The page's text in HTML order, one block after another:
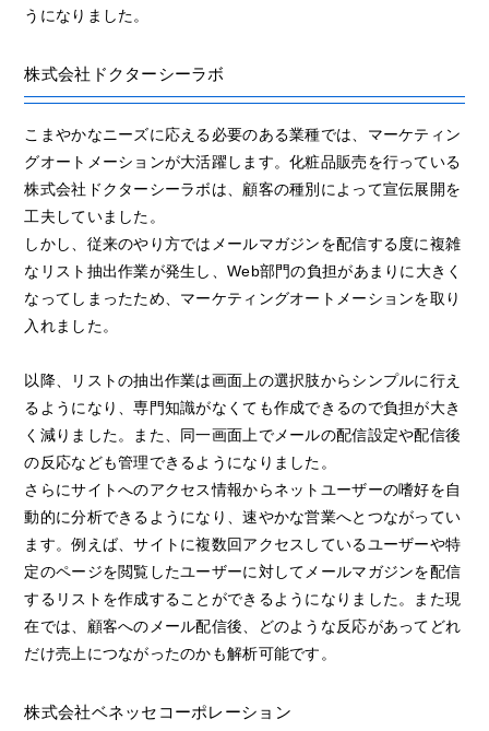
うになりました。
株式会社ドクターシーラボ
こまやかなニーズに応える必要のある業種では、マーケティン
グオートメーションが大活躍します。化粧品販売を行っている
株式会社ドクターシーラボは、顧客の種別によって宣伝展開を
工夫していました。
しかし、従来のやり方ではメールマガジンを配信する度に複雑
なリスト抽出作業が発生し、Web部門の負担があまりに大きく
なってしまったため、マーケティングオートメーションを取り
入れました。
以降、リストの抽出作業は画面上の選択肢からシンプルに行え
るようになり、専門知識がなくても作成できるので負担が大き
く減りました。また、同一画面上でメールの配信設定や配信後
の反応なども管理できるようになりました。
さらにサイトへのアクセス情報からネットユーザーの嗜好を自
動的に分析できるようになり、速やかな営業へとつながってい
ます。例えば、サイトに複数回アクセスしているユーザーや特
定のページを閲覧したユーザーに対してメールマガジンを配信
するリストを作成することができるようになりました。また現
在では、顧客へのメール配信後、どのような反応があってどれ
だけ売上につながったのかも解析可能です。
株式会社ベネッセコーポレーション